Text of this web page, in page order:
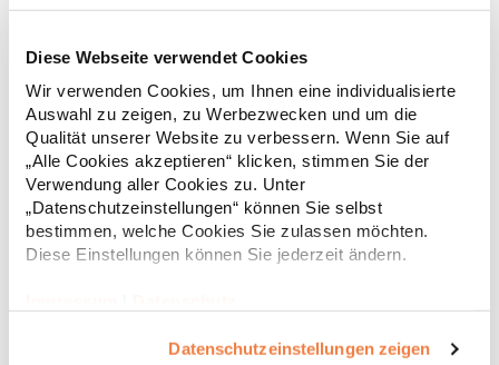
Diese Webseite verwendet Cookies
Wir verwenden Cookies, um Ihnen eine individualisierte
Auswahl zu zeigen, zu Werbezwecken und um die
Qualität unserer Website zu verbessern. Wenn Sie auf
„Alle Cookies akzeptieren“ klicken, stimmen Sie der
Verwendung aller Cookies zu. Unter
„Datenschutzeinstellungen“ können Sie selbst
bestimmen, welche Cookies Sie zulassen möchten.
Diese Einstellungen können Sie jederzeit ändern.
Datenschutzeinstellungen zeigen
mit Polyfilm für Formstabilität Flachstrick-Kragen und
Ärmelbündchen in Rippstrick Doppelnähte an Schultern
Verstärkte Nähte an stark beanspruchten Stellen Neutrales
Etikett im Kragen für die einfache Veredelung/Personalisierung
Verstärkte Knopfleiste mit drei Knöpfen Aufgesetzte
Brusttasche mit Knopfverschluss Verstärkte Seitenschlitze
Ersatzknopf Stehkragen Angesetzte Ärmel Weiches Piquet-
Gewebe mit COOL-DRY feuchtigkeitsabsorbierenden
Eigenschaften, Atmungsaktivität und Verzugkontrolle Weicher,
g/m²Materialzusammensetzung: 50% Polyester / 50%
R312XHersteller: Result Clothing Ltd. Narcisova 1 821 01
ab16,05 € *
* Preise inkl. gesetzlicher Mwst. + Versandkosten *